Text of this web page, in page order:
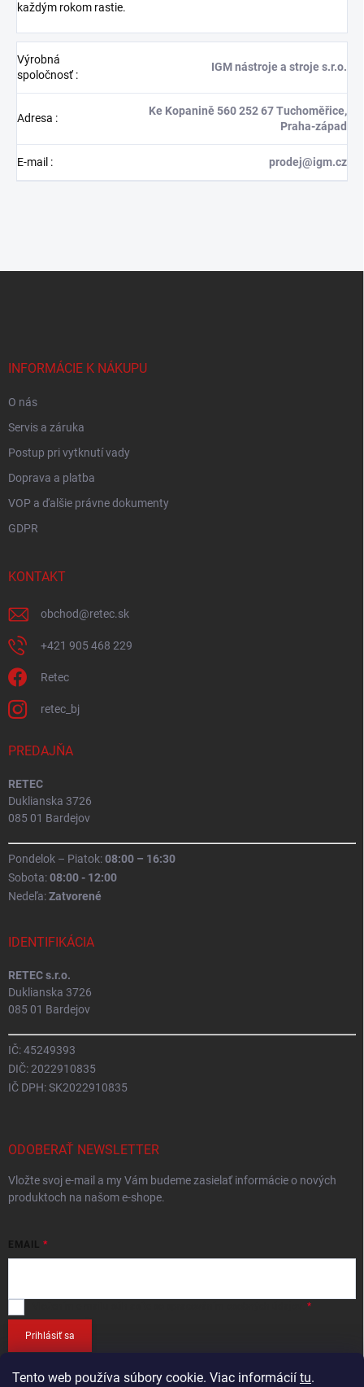
Tento web používa súbory cookie. Viac informácií tu.
každým rokom rastie.
Výrobná
spoločnosť:
IGM nástroje a stroje s.r.o.
Adresa :
Ke Kopanině 560 252 67 Tuchoměřice,
Praha-západ
E-mail : prodej@igm.cz
INFORMÁCIE K NÁKUPU
O nás
Servis a záruka
Postup pri vytknutí vady
Doprava a platba
VOP a ďalšie právne dokumenty
GDPR
KONTAKT
obchod@retec.sk
+421 905 468 229
Retec
retec_bj
PREDAJŇA
RETEC
Duklianska 3726
085 01 Bardejov
Pondelok – Piatok:08:00 – 16:30
Sobota:08:00 - 12:00
Nedeľa:Zatvorené
IDENTIFIKÁCIA
RETEC s.r.o.
Duklianska 3726
085 01 Bardejov
IČ: 45249393
DIČ: 2022910835
IČ DPH: SK2022910835
ODOBERAŤ NEWSLETTER
Vložte svoj e-mail a my Vám budeme zasielať informácie o nových
produktoch na našom e-shope.
EMAIL
Prihlásiť sa